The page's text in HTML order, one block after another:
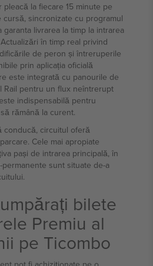
la fiecare 15 minute pe
sincronizate cu programul
livrarea la timp la intrarea
în timp real privind
de peron și întreruperile
prin aplicația oficială
este integrată cu panourile de
Rail pentru un flux neîntrerupt
indispensabilă pentru
rămână la curent.
conducă, circuitul oferă
Cele mai apropiate
pași de intrarea principală, în
sunt situate de-a
bilete
Premiu al
pe Ticombo